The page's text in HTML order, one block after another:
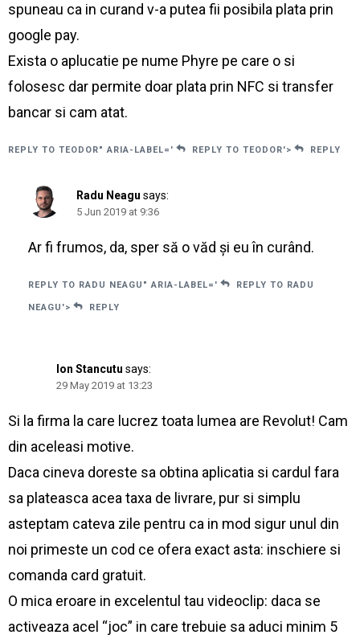
spuneau ca in curand v-a putea fii posibila plata prin
google pay.
Exista o aplucatie pe nume Phyre pe care o si
folosesc dar permite doar plata prin NFC si transfer
bancar si cam atat.
REPLY TO TEODOR" ARIA-LABEL=' REPLY TO TEODOR'> REPLY
Radu Neagu says:
5 Jun 2019 at 9:36
Ar fi frumos, da, sper să o văd și eu în curând.
REPLY TO RADU NEAGU" ARIA-LABEL=' REPLY TO RADU
NEAGU'> REPLY
Ion Stancutu says:
29 May 2019 at 13:23
Si la firma la care lucrez toata lumea are Revolut! Cam
din aceleasi motive.
Daca cineva doreste sa obtina aplicatia si cardul fara
sa plateasca acea taxa de livrare, pur si simplu
asteptam cateva zile pentru ca in mod sigur unul din
noi primeste un cod ce ofera exact asta: inschiere si
comanda card gratuit.
O mica eroare in excelentul tau videoclip: daca se
activeaza acel “joc” in care trebuie sa aduci minim 5